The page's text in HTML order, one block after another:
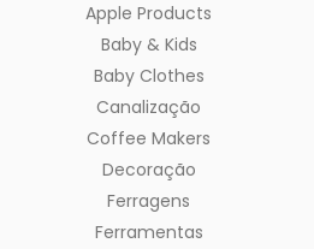
Apple Products
Baby & Kids
Baby Clothes
Canalização
Coffee Makers
Decoração
Ferragens
Ferramentas